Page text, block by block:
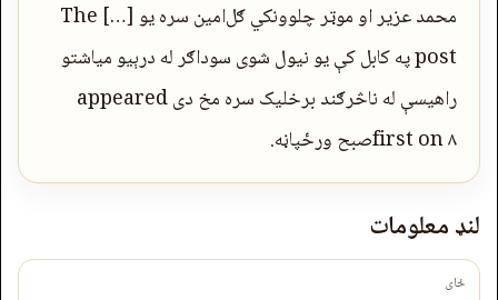
محمد عزیر او موټر چلوونکي ګل‌امین سره یو […] The
post په کابل کې یو نیول شوی سوداګر له درېیو میاشتو
راهیسې له ناڅرګند برخلیک سره مخ دی appeared
first on ۸صبح ورځپاڼه.
لنډ معلومات
ځای